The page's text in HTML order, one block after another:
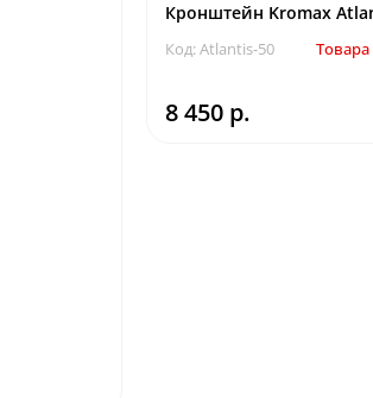
Кронштейн Kromax
Код: Atlantis-50
8 450 р.